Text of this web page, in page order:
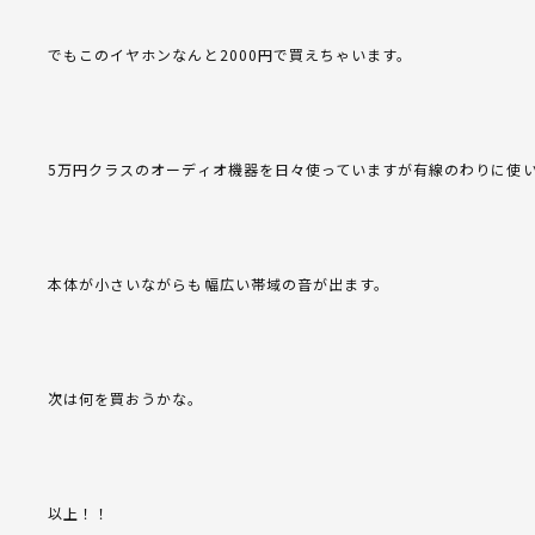
でもこのイヤホンなんと2000円で買えちゃいます。
5万円クラスのオーディオ機器を日々使っていますが有線のわりに使
本体が小さいながらも幅広い帯域の音が出ます。
次は何を買おうかな。
以上！！